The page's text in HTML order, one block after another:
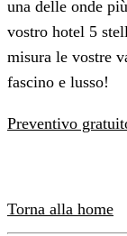
una delle onde
vostro hotel 5
misura le vostre
fascino e lusso!
Preventivo
Torna alla home